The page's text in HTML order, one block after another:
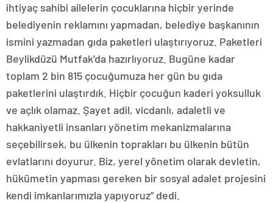
ihtiyaç sahibi ailelerin çocuklarına hiçbir yerinde
belediyenin reklamını yapmadan, belediye başkanının
ismini yazmadan gıda paketleri ulaştırıyoruz. Paketleri
Beylikdüzü Mutfak’da hazırlıyoruz. Bugüne kadar
toplam 2 bin 815 çocuğumuza her gün bu gıda
paketlerini ulaştırdık. Hiçbir çocuğun kaderi yoksulluk
ve açlık olamaz. Şayet adil, vicdanlı, adaletli ve
hakkaniyetli insanları yönetim mekanizmalarına
seçebilirsek, bu ülkenin toprakları bu ülkenin bütün
evlatlarını doyurur. Biz, yerel yönetim olarak devletin,
hükümetin yapması gereken bir sosyal adalet projesini
kendi imkanlarımızla yapıyoruz” dedi.